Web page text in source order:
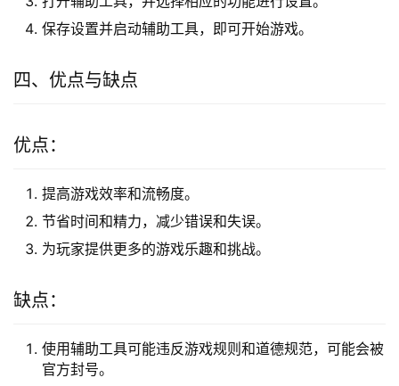
保存设置并启动辅助工具，即可开始游戏。
四、优点与缺点
优点：
提高游戏效率和流畅度。
节省时间和精力，减少错误和失误。
为玩家提供更多的游戏乐趣和挑战。
缺点：
使用辅助工具可能违反游戏规则和道德规范，可能会被
官方封号。